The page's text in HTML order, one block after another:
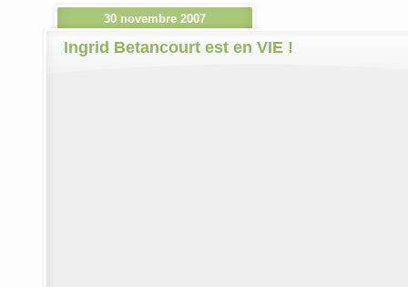
30 novembre 2007
Ingrid Betancourt est en VIE !